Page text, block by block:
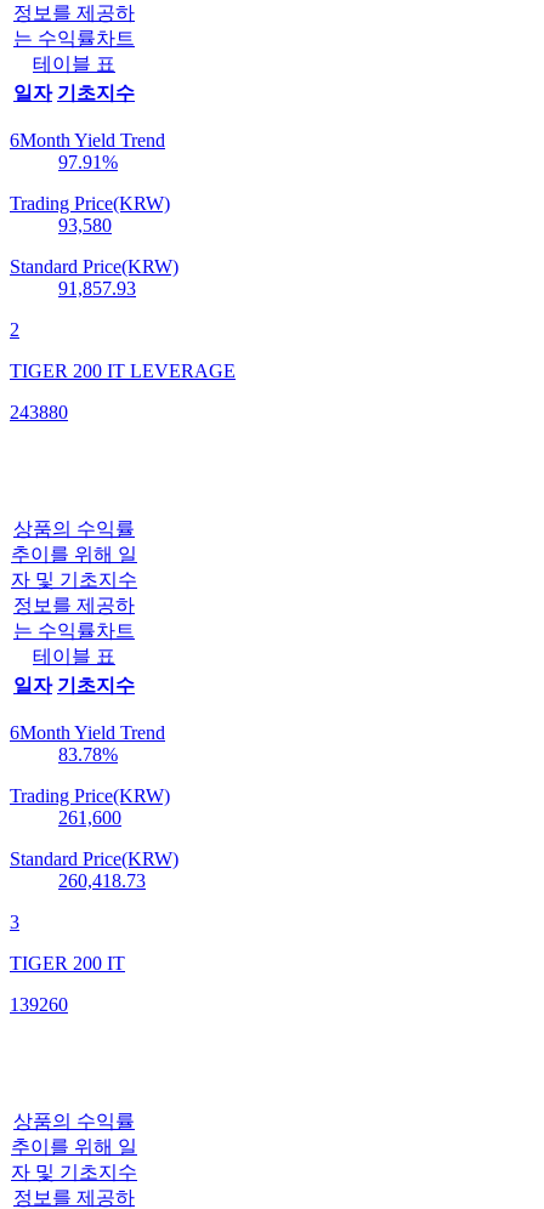
정보를 제공하
는 수익률차트
테이블 표
일자 기초지수
6Month Yield Trend
97.91%
Trading Price(KRW)
93,580
Standard Price(KRW)
91,857.93
2
TIGER 200 IT LEVERAGE
243880
상품의 수익률
추이를 위해 일
자 및 기초지수
정보를 제공하
는 수익률차트
테이블 표
일자 기초지수
6Month Yield Trend
83.78%
Trading Price(KRW)
261,600
Standard Price(KRW)
260,418.73
3
TIGER 200 IT
139260
상품의 수익률
추이를 위해 일
자 및 기초지수
정보를 제공하